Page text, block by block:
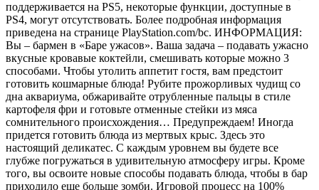
поддерживается на PS5, некоторые функции, доступные в
PS4, могут отсутствовать. Более подробная информация
приведена на странице PlayStation.com/bc. ИНФОРМАЦИЯ:
Вы – бармен в «Баре ужасов». Ваша задача – подавать ужасно
вкусные кровавые коктейли, смешивать которые можно 3
способами. Чтобы утолить аппетит гостя, вам предстоит
готовить кошмарные блюда! Рубите прожорливых чудищ со
дна аквариума, обжаривайте отрубленные пальцы в стиле
картофеля фри и готовьте отменные стейки из мяса
сомнительного происхождения… Предупреждаем! Иногда
придется готовить блюда из мертвых крыс. Здесь это
настоящий деликатес. С каждым уровнем вы будете все
глубже погружаться в удивительную атмосферу игры. Кроме
того, вы освоите новые способы подавать блюда, чтобы в бар
приходило еще больше зомби. Игровой процесс на 100%